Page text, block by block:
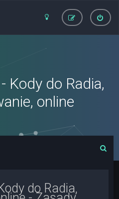
Kody do Radia,
online
do Radia,